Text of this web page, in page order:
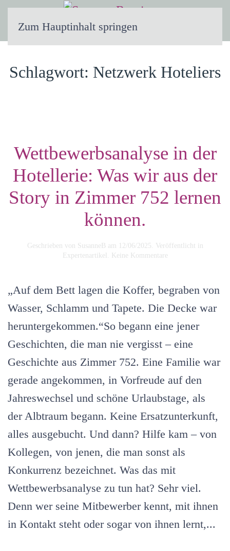
Zum Hauptinhalt springen
Schlagwort: Netzwerk Hoteliers
Wettbewerbsanalyse in der
Hotellerie: Was wir aus der
Story in Zimmer 752 lernen
können.
Geschrieben von SusanneB am 12/06/2025. Veröffentlicht in
Expertenartikel . Keine Kommentare
Hotellerie:
Was
wir
aus
der
Story
Zimmer
lernen
„Auf dem Bett lagen die Koffer, begraben von
Wasser, Schlamm und Tapete. Die Decke war
heruntergekommen.“So begann eine jener
Geschichten, die man nie vergisst – eine
Geschichte aus Zimmer 752. Eine Familie war
gerade angekommen, in Vorfreude auf den
Jahreswechsel und schöne Urlaubstage, als
der Albtraum begann. Keine Ersatzunterkunft,
alles ausgebucht. Und dann? Hilfe kam – von
Kollegen, von jenen, die man sonst als
Konkurrenz bezeichnet. Was das mit
Wettbewerbsanalyse zu tun hat? Sehr viel.
Denn wer seine Mitbewerber kennt, mit ihnen
in Kontakt steht oder sogar von ihnen lernt,...